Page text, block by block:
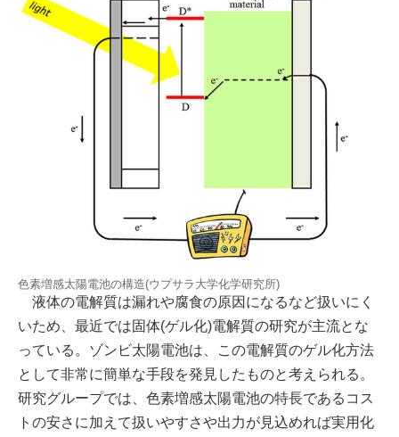
色素増感太陽電池の構造(ウプサラ大学化学研究所)
液体の電解質は漏れや腐食の原因になるなど扱いにく
いため、最近では固体(ゲル化)電解質の研究が主流とな
っている。ゾンビ太陽電池は、この電解質のゲル化方法
として非常に簡単な手段を発見したものと考えられる。
研究グループでは、色素増感太陽電池の特長であるコス
トの安さに加えて扱いやすさや出力が見込めれば実用化